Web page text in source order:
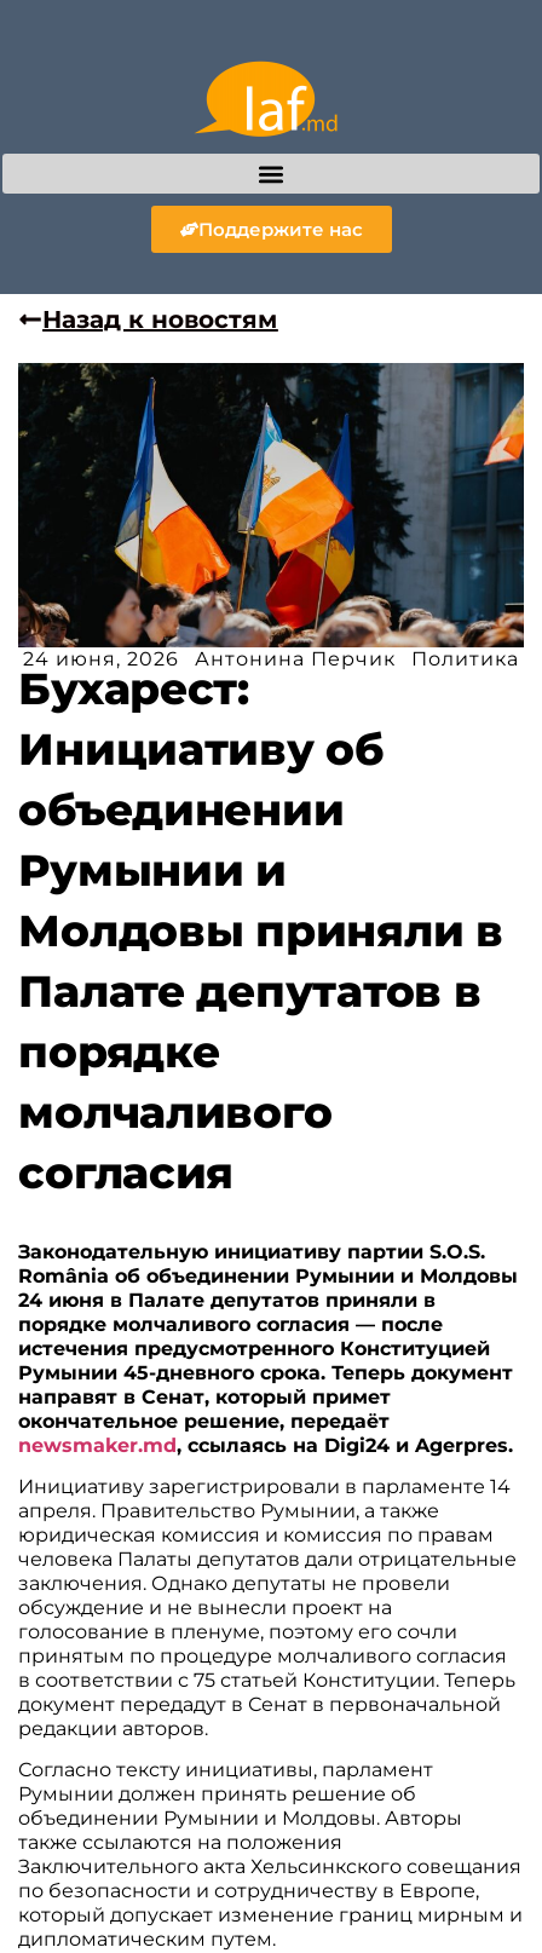
Поддержите нас
Назад к новостям
24 июня, 2026 Антонина Перчик Политика
Бухарест:
Инициативу об
объединении
Румынии и
Молдовы приняли в
Палате депутатов в
порядке
молчаливого
согласия
Законодательную инициативу партии S.O.S.
România об объединении Румынии и Молдовы
24 июня в Палате депутатов приняли в
порядке молчаливого согласия — после
истечения предусмотренного Конституцией
Румынии 45-дневного срока. Теперь документ
направят в Сенат, который примет
окончательное решение, передаёт
newsmaker.md, ссылаясь на Digi24 и Agerpres.
Инициативу зарегистрировали в парламенте 14
апреля. Правительство Румынии, а также
юридическая комиссия и комиссия по правам
человека Палаты депутатов дали отрицательные
заключения. Однако депутаты не провели
обсуждение и не вынесли проект на
голосование в пленуме, поэтому его сочли
принятым по процедуре молчаливого согласия
в соответствии с 75 статьей Конституции. Теперь
документ передадут в Сенат в первоначальной
редакции авторов.
Согласно тексту инициативы, парламент
Румынии должен принять решение об
объединении Румынии и Молдовы. Авторы
также ссылаются на положения
Заключительного акта Хельсинкского совещания
по безопасности и сотрудничеству в Европе,
который допускает изменение границ мирным и
дипломатическим путем.